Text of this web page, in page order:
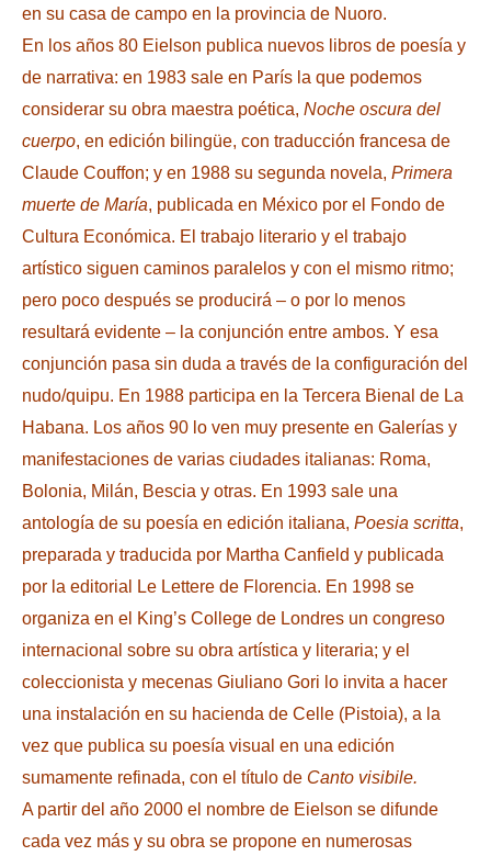
en su casa de campo en la provincia de Nuoro.
En los años 80 Eielson publica nuevos libros de poesía y
de narrativa: en 1983 sale en París la que podemos
considerar su obra maestra poética, Noche oscura del
cuerpo, en edición bilingüe, con traducción francesa de
Claude Couffon; y en 1988 su segunda novela, Primera
muerte de María, publicada en México por el Fondo de
Cultura Económica. El trabajo literario y el trabajo
artístico siguen caminos paralelos y con el mismo ritmo;
pero poco después se producirá – o por lo menos
resultará evidente – la conjunción entre ambos. Y esa
conjunción pasa sin duda a través de la configuración del
nudo/quipu. En 1988 participa en la Tercera Bienal de La
Habana. Los años 90 lo ven muy presente en Galerías y
manifestaciones de varias ciudades italianas: Roma,
Bolonia, Milán, Bescia y otras. En 1993 sale una
antología de su poesía en edición italiana, Poesia scritta,
preparada y traducida por Martha Canfield y publicada
por la editorial Le Lettere de Florencia. En 1998 se
organiza en el King’s College de Londres un congreso
internacional sobre su obra artística y literaria; y el
coleccionista y mecenas Giuliano Gori lo invita a hacer
una instalación en su hacienda de Celle (Pistoia), a la
vez que publica su poesía visual en una edición
sumamente refinada, con el título de Canto visibile.
A partir del año 2000 el nombre de Eielson se difunde
cada vez más y su obra se propone en numerosas